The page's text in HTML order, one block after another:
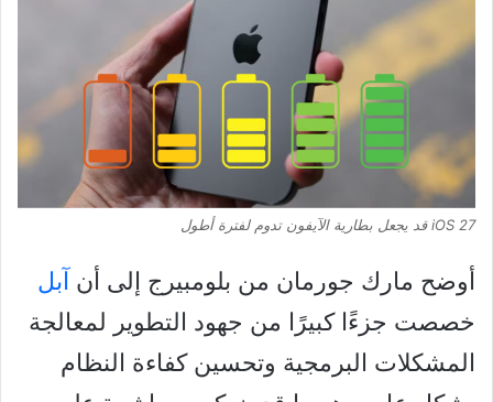
iOS 27 قد يجعل بطارية الآيفون تدوم لفترة أطول
أوضح مارك جورمان من بلومبيرج إلى أن آبل
خصصت جزءًا كبيرًا من جهود التطوير لمعالجة
المشكلات البرمجية وتحسين كفاءة النظام